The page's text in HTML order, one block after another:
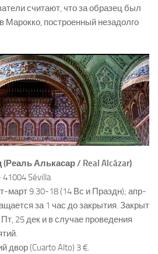
считают, что за образец был
Марокко, построенный незадолго
Алькасар / Real Alcázar)
Sévilla
март 9.30-18 (14 Вс и Праздн); апр-
за 1 час до закрытия. Закрыт
25 дек и в случае проведения
двор (Cuarto Alto) 3 €.